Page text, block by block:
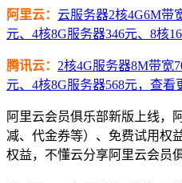
阿里云： 云服务器2核4G6M带
元、4核8G服务器346元、8核
腾讯云： 2核4G服务器8M带宽
元、4核8G服务器568元，查看
阿里云会员俱乐部新版上线，
减、代金券等）、免费试用权
权益，不懂云分享阿里云会员